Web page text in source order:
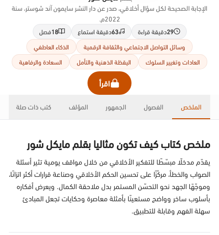
الإجابة الصحيحة لكل سؤال أخلاقي، صدر عن دار النشر سايمون آند شوستر، سنة
2022م.
29دقيقة قراءة 63دقيقة استماع 18فصل
وسائل التواصل الاجتماعي والثقافة الرقمية
الذكاء العاطفي
العادات وتغيير السلوك
اليقظة الذهنية والتأمل السعادة والرفاهية
اقرأ
الملخص الفصول الجمهور المؤلف كتب ذات صلة
ملخص كتاب كيف تكون مثاليا بقلم مايكل شور
يقدّم مدخلًا مبسّطًا للتفكير الأخلاقي من خلال مواقف يومية تثير أسئلة
الصواب والخطأ، مركّزًا على تحسين الحكم الأخلاقي وصناعة قرارات أكثر اتزانًا،
وموجّهًا الجهد نحو التحسّن المستمر بدل ملاحقة الكمال. ويعرض أفكاره
بأسلوب ساخر وواضح مستعينًا بأمثلة معاصرة وحكايات تجعل المبادئ
سهلة الفهم وقابلة للتطبيق.